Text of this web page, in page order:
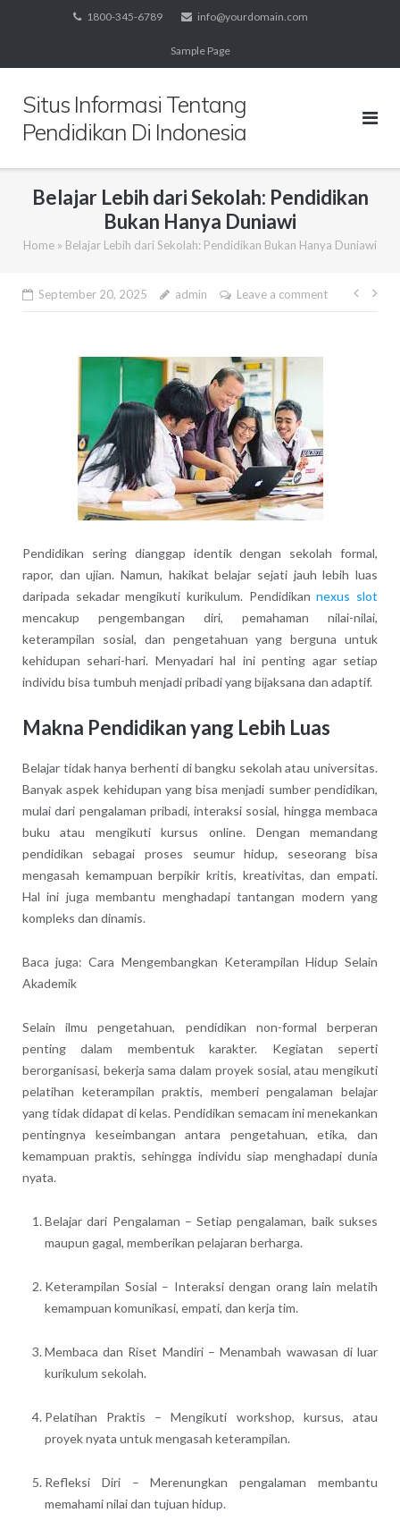
1800-345-6789 info@yourdomain.com
Sample Page
Situs Informasi Tentang
Pendidikan Di Indonesia
Belajar Lebih dari Sekolah: Pendidikan
Bukan Hanya Duniawi
Home » Belajar Lebih dari Sekolah: Pendidikan Bukan Hanya Duniawi
September 20, 2025 admin Leave a comment
Post
Pendidikan sering dianggap identik dengan sekolah formal,
rapor, dan ujian. Namun, hakikat belajar sejati jauh lebih luas
daripada sekadar mengikuti kurikulum. Pendidikannexus slot
mencakup pengembangan diri, pemahaman nilai-nilai,
keterampilan sosial, dan pengetahuan yang berguna untuk
kehidupan sehari-hari. Menyadari hal ini penting agar setiap
individu bisa tumbuh menjadi pribadi yang bijaksana dan adaptif.
Makna Pendidikan yang Lebih Luas
Belajar tidak hanya berhenti di bangku sekolah atau universitas.
Banyak aspek kehidupan yang bisa menjadi sumber pendidikan,
mulai dari pengalaman pribadi, interaksi sosial, hingga membaca
buku atau mengikuti kursus online. Dengan memandang
pendidikan sebagai proses seumur hidup, seseorang bisa
mengasah kemampuan berpikir kritis, kreativitas, dan empati.
Hal ini juga membantu menghadapi tantangan modern yang
kompleks dan dinamis.
Baca juga: Cara Mengembangkan Keterampilan Hidup Selain
Akademik
Selain ilmu pengetahuan, pendidikan non-formal berperan
penting dalam membentuk karakter. Kegiatan seperti
berorganisasi, bekerja sama dalam proyek sosial, atau mengikuti
pelatihan keterampilan praktis, memberi pengalaman belajar
yang tidak didapat di kelas. Pendidikan semacam ini menekankan
pentingnya keseimbangan antara pengetahuan, etika, dan
kemampuan praktis, sehingga individu siap menghadapi dunia
nyata.
Belajar dari Pengalaman – Setiap pengalaman, baik sukses
maupun gagal, memberikan pelajaran berharga.
Keterampilan Sosial – Interaksi dengan orang lain melatih
kemampuan komunikasi, empati, dan kerja tim.
Membaca dan Riset Mandiri – Menambah wawasan di luar
kurikulum sekolah.
Pelatihan Praktis – Mengikuti workshop, kursus, atau
proyek nyata untuk mengasah keterampilan.
Refleksi Diri – Merenungkan pengalaman membantu
memahami nilai dan tujuan hidup.